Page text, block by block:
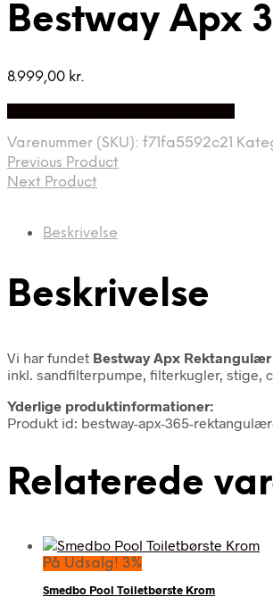
Bestway Apx
8.999,00 kr.
Varenummer (SKU): f71fa5592c21
Previous Product
Next Product
Beskrivelse
Beskrivelse
Vi har fundet Bestway Apx Rektangulær
inkl. sandfilterpumpe, filterkugler, stige,
Yderlige produktinformationer:
Produkt id: bestway-apx-365-
Relaterede
På Udsalg! 3%
Smedbo Pool Toiletbørste Krom